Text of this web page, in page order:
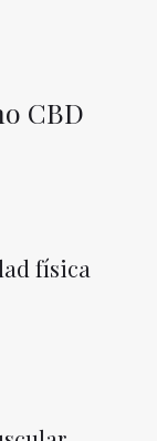
CBD
física